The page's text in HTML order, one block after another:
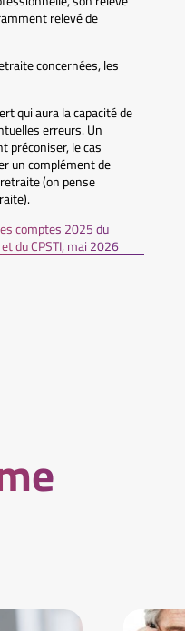
relevé de
concernées, les
qui aura la capacité de
erreurs. Un
préconiser, le cas
un complément de
(on pense
comptes 2025 du
du CPSTI, mai 2026